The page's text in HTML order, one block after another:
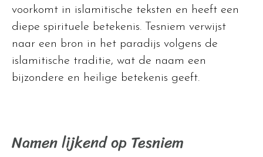
voorkomt in islamitische teksten en heeft een
diepe spirituele betekenis. Tesniem verwijst
naar een bron in het paradijs volgens de
islamitische traditie, wat de naam een
bijzondere en heilige betekenis geeft.
Namen lijkend op Tesniem